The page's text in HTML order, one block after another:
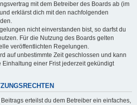
mit dem Betreiber des Boards ab (im
erklärst dich mit den nachfolgenden
nicht einverstanden bist, so darfst du
Für die Nutzung des Boards gelten
veröffentlichten Regelungen.
auf unbestimmte Zeit geschlossen und kann
einer Frist jederzeit gekündigt
erteilst du dem Betreiber ein einfaches,